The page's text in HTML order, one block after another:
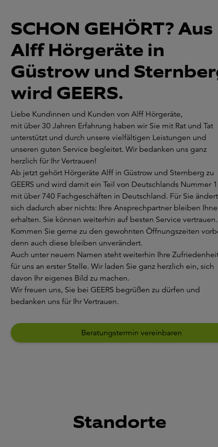
SCHON GEHÖRT? Aus
Alff Hörgeräte in
Güstrow und
wird GEERS.
Liebe Kundinnen und Kunden von Alff Hörgeräte,
mit über 30 Jahren Erfahrung haben wir Sie mit Rat und Tat
unterstützt und durch unsere vielfältigen Leistungen und
unseren guten Service begleitet. Wir bedanken uns ganz
herzlich für Ihr Vertrauen!
Ab jetzt gehört Hörgeräte Alff in Güstrow und Sternberg zu
GEERS und wird damit ein Teil von Deutschlands Nummer 1
mit über 740 Fachgeschäften in Deutschland. Für Sie ändert
sich dadurch aber nichts: Ihre Ansprechpartner bleiben
erhalten. Sie können weiterhin auf besten Service vertrauen.
Kommen Sie gerne zu den gewohnten Öffnungszeiten
denn auch diese bleiben unverändert.
Auch unter neuem Namen steht weiterhin Ihre
für uns an erster Stelle. Wir laden Sie ganz herzlich ein, sich
davon Ihr eigenes Bild zu machen.
Wir freuen uns, Sie bei GEERS begrüßen zu dürfen und
bedanken uns für Ihr Vertrauen.
Beratungstermin vereinbaren
Standorte